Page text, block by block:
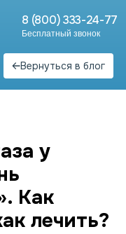
8 (800) 333-24-77
Бесплатный звонок
Вернуться в блог
у
Как
лечить?